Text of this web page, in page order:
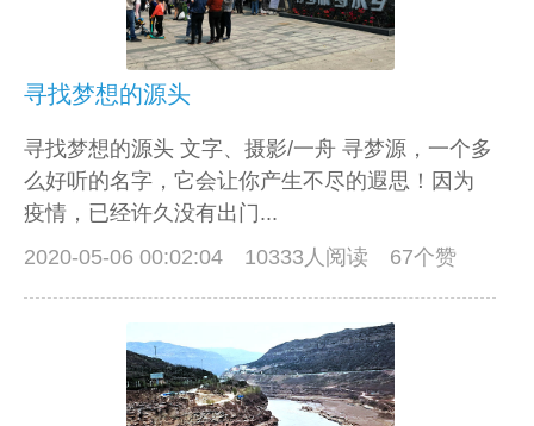
寻找梦想的源头
寻找梦想的源头 文字、摄影/一舟 寻梦源，一个多
么好听的名字，它会让你产生不尽的遐思！因为
疫情，已经许久没有出门...
2020-05-06 00:02:04
10333人阅读 67个赞